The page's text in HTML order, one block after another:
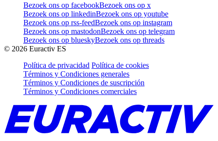
Bezoek ons op facebookBezoek ons op x
Bezoek ons op linkedinBezoek ons op youtube
Bezoek ons op rss-feedBezoek ons op instagram
Bezoek ons op mastodonBezoek ons op telegram
Bezoek ons op blueskyBezoek ons op threads
© 2026 Euractiv ES
Política de privacidad Política de cookies
Términos y Condiciones generales
Términos y Condiciones de suscripción
Términos y Condiciones comerciales